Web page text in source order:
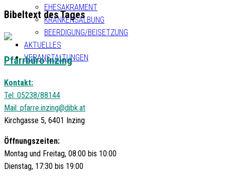
EHESAKRAMENT
KRANKENSALBUNG
BEERDIGUNG/BEISETZUNG
AKTUELLES
VERANSTALTUNGEN
Bibeltext des Tages
Pfarrbüro Inzing
Kontakt:
Tel: 05238/88144
Mail: pfarre.inzing@dibk.at
Kirchgasse 5, 6401 Inzing
Öffnungszeiten:
Montag und Freitag, 08:00 bis 10:00
Dienstag, 17:30 bis 19:00